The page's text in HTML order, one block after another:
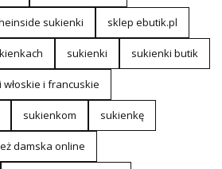
sukienki sklep ebutik.pl
sukienki sukienki butik
włoskie i francuskie
sukienkom sukienkę
damska online